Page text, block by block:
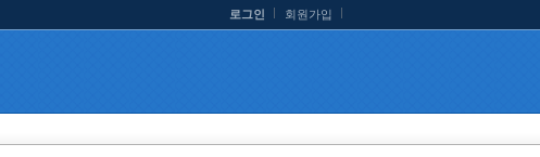
로그인 회원가입